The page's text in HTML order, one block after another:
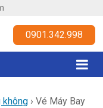
0901.342.998
không ›Vé Máy Bay